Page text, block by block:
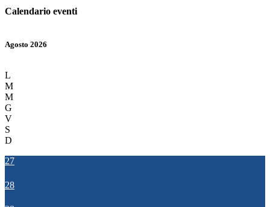
Calendario eventi
Agosto 2026
L
M
M
G
V
S
D
27
28